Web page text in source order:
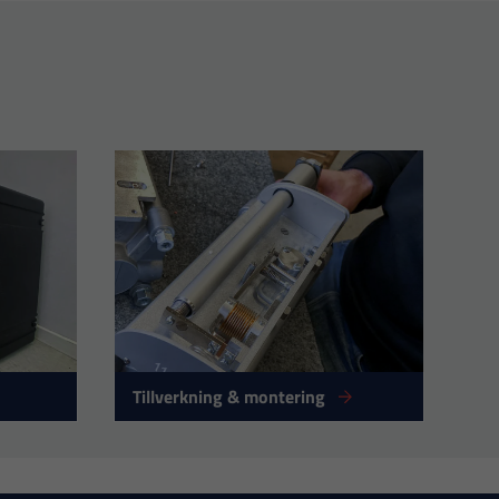
Tillverkning & montering